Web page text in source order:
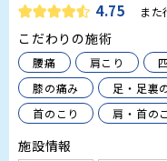
4.75 また
こだわりの施術
腰痛 肩こり
膝の痛み
足・足裏
首のこり
肩・首の
施設情報